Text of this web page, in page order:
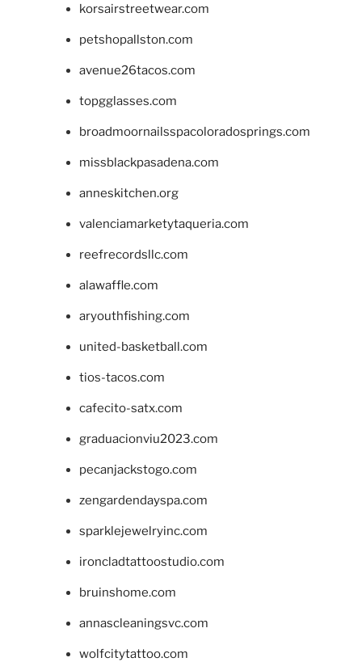
korsairstreetwear.com
petshopallston.com
avenue26tacos.com
topgglasses.com
broadmoornailsspacoloradosprings.com
missblackpasadena.com
anneskitchen.org
valenciamarketytaqueria.com
reefrecordsllc.com
alawaffle.com
aryouthfishing.com
united-basketball.com
tios-tacos.com
cafecito-satx.com
graduacionviu2023.com
pecanjackstogo.com
zengardendayspa.com
sparklejewelryinc.com
ironcladtattoostudio.com
bruinshome.com
annascleaningsvc.com
wolfcitytattoo.com